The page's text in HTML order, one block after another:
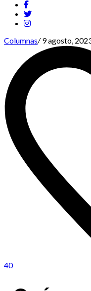
Columnas/9 agosto,
40